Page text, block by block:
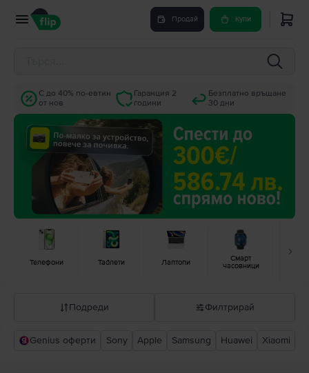
Продай Купи
С до 40% по-евтин
от нов
Гаранция 2
години
Безплатно връщане
30 дни
Телефони Таблети Лаптопи
Смарт
часовници
Подреди
Прероръчани от Flip
Филтрирай
Genius оферти Sony Apple Samsung Huawei Xiaomi